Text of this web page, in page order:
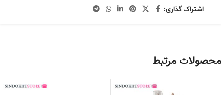
اشتراک گذاری:
محصولات مرتبط